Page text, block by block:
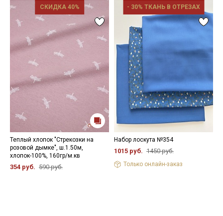
СКИДКА 40%
Теплый хлопок "Стрекозки на
розовой дымке", ш.1.50м,
хлопок-100%, 160гр/м.кв
354 руб. 590 руб.
- 30% ТКАНЬ В ОТРЕЗАХ
Набор лоскута №354
1015 руб. 1450 руб.
Только онлайн-заказ